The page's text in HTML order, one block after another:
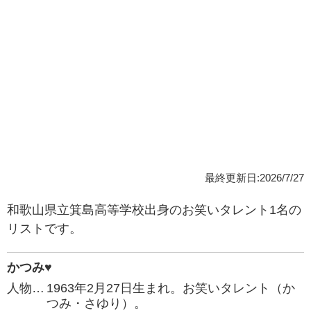
最終更新日:2026/7/27
和歌山県立箕島高等学校出身のお笑いタレント1名の
リストです。
かつみ♥
人物… 1963年2月27日生まれ。お笑いタレント（か
つみ・さゆり）。